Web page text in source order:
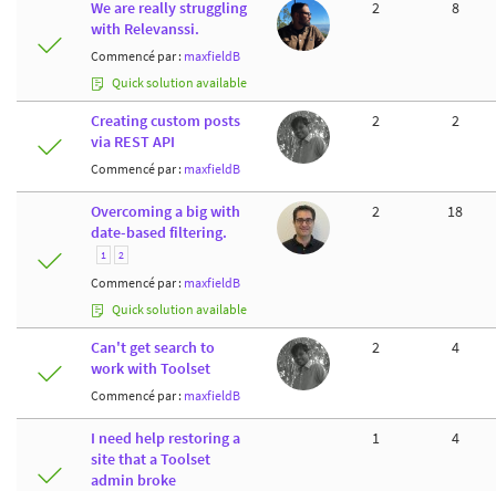
We are really struggling
with Relevanssi.
Commencé par : maxfieldB
Quick solution available
2 8
Creating custom posts
via REST API
Commencé par : maxfieldB
2 2
Overcoming a big with
date-based filtering.
1 2
Commencé par : maxfieldB
Quick solution available
2 18
Can't get search to
work with Toolset
Commencé par : maxfieldB
2 4
I need help restoring a
site that a Toolset
admin broke
1 4